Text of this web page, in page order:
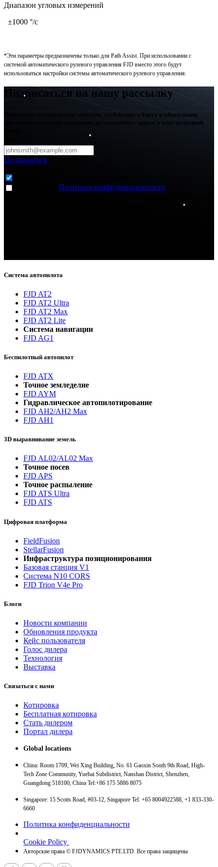
Диапазон угловых измерений
±1000 °/с
*Эти параметры предназначены только для Path Assist. При использовании с
системой автоматического рулевого управления FJD вместо этого будут
использоваться настройки системы автоматического рулевого управления.
Подписаться на нашу рассылку
Получайте все последние новости, сообщения в блоге и обновления
продуктов от нашей компании, доставляемые прямо в ваш почтовый
Подписаться
Политика конфиденциальности
Система автопилота
FJD AT2
FJD AT2 Ultra
FJD AT2 Max
FJD AT2 Lite
Система навигации
FJD AG1
Беспилотный автопилот
FJD ATX
Точное земледелие
FJD AYM
Гидравлическое автопилотирование
FJD AH2/AH2 Max
FJD AH1
3D выравнивание земель
FJD AL02/AL02 Max
Точное посев
FJD APS
Точное распыление
FJD ATS Ultra
FJD ATS
Цифровая платформа
FieldFusion
StellarFusion
Инфраструктура позиционирования
Базовая станция V1
Система N10 CORS
FJD Trion V4e Pro
Блоги
Новости компании
Обновления продукта
Кейс пользователя
Голос дилера
Технология
Выставка
Связаться с нами
Котировка
Бесплатная котировка
Стать дилером
Портал дилера
Global locations
China: Room 1709, Wei Xing Building, No. 61 Gaoxin South 9th Road, High-
Tech Zone Community, Yuehai Subdistrict, Nanshan District, Shenzhen,
Guangdong 518100, China Tel:+86 175 5886 8075
Singapore: 15 Scotts Road, #03-12, Singapore Tel: +65 8004922588, +1 833-330-
6660
Политика конфиденциальности
Cookie Policy
Авторские права © FJDYNAMICS PTE.LTD. Все права защищены